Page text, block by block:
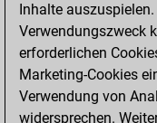
Inhalte
Verwendungszweck
erforderlichen
Marketing-Cookies
Verwendung von
widersprechen.